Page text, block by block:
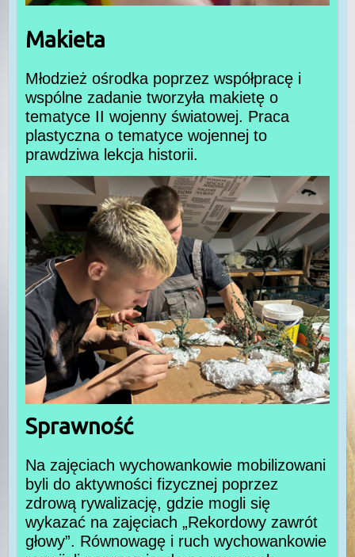
Makieta
Młodzież ośrodka poprzez współpracę i
wspólne zadanie tworzyła makietę o
tematyce II wojenny światowej. Praca
plastyczna o tematyce wojennej to
prawdziwa lekcja historii.
Sprawność
Na zajęciach wychowankowie mobilizowani
byli do aktywności fizycznej poprzez
zdrową rywalizację, gdzie mogli się
wykazać na zajęciach „Rekordowy zawrót
głowy”. Równowagę i ruch wychowankowie